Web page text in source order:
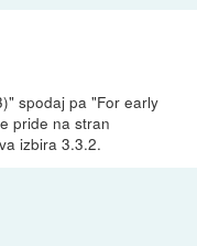
spodaj pa "For early
pride na stran
izbira 3.3.2.